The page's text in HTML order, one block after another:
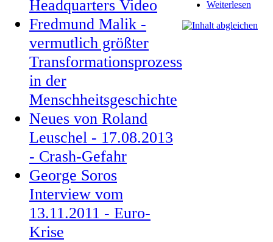
Headquarters Video
Fredmund Malik -
vermutlich größter
Transformationsprozess
in der
Menschheitsgeschichte
Neues von Roland
Leuschel - 17.08.2013
- Crash-Gefahr
George Soros
Interview vom
13.11.2011 - Euro-
Krise
Weiterlesen